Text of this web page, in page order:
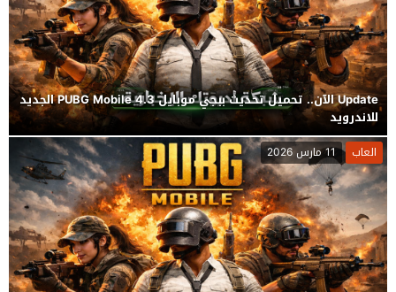
Update الآن.. تحميل تحديث ببجي موبايل PUBG Mobile 4.3 الجديد
للاندرويد
العاب 11 مارس 2026